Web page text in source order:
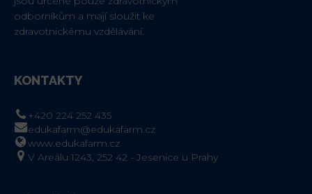
odborníkům a mají sloužit ke
zdravotnickému vzdělávání.
KONTAKTY
+420 224 252 435
edukafarm@edukafarm.cz
www.edukafarm.cz
V Areálu 1243, 252 42 - Jesenice u Prahy